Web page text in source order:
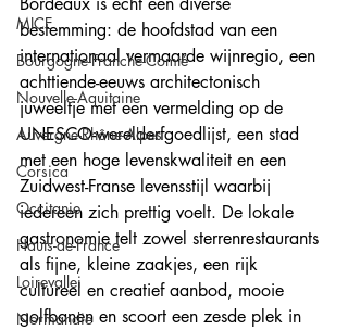
MICE
Bourgogne-Franche-Comté
Nouvelle-Aquitaine
Auvergne-Rhône-Alpes
Corsica
Occitanie
Hauts-de-France
Loirevallei
Normandie
bestemming: de hoofdstad van een
internationaal vermaarde wijnregio, een
achttiende-eeuws architectonisch
juweeltje met een vermelding op de
UNESCO-werelderfgoedlijst, een stad
met een hoge levenskwaliteit en een
Zuidwest-Franse levensstijl waarbij
iedereen zich prettig voelt. De lokale
gastronomie telt zowel sterrenrestaurants
als fijne, kleine zaakjes, een rijk
cultureel en creatief aanbod, mooie
golfbanen en scoort een zesde plek in